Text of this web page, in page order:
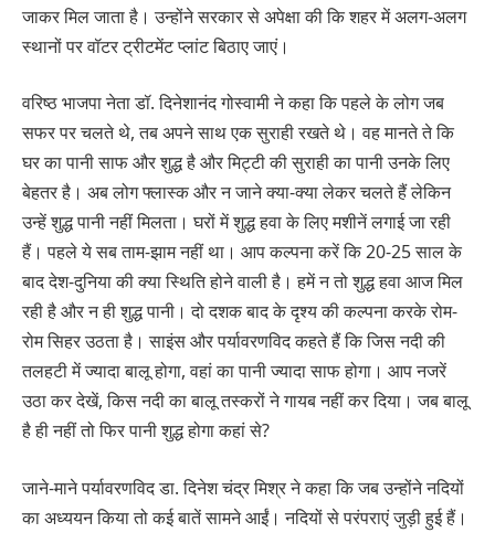
जाकर मिल जाता है। उन्होंने सरकार से अपेक्षा की कि शहर में अलग-अलग
स्थानों पर वॉटर ट्रीटमेंट प्लांट बिठाए जाएं।
वरिष्ठ भाजपा नेता डॉ. दिनेशानंद गोस्वामी ने कहा कि पहले के लोग जब
सफर पर चलते थे, तब अपने साथ एक सुराही रखते थे। वह मानते ते कि
घर का पानी साफ और शुद्ध है और मिट्टी की सुराही का पानी उनके लिए
बेहतर है। अब लोग फ्लास्क और न जाने क्या-क्या लेकर चलते हैं लेकिन
उन्हें शुद्ध पानी नहीं मिलता। घरों में शुद्ध हवा के लिए मशीनें लगाई जा रही
हैं। पहले ये सब ताम-झाम नहीं था। आप कल्पना करें कि 20-25 साल के
बाद देश-दुनिया की क्या स्थिति होने वाली है। हमें न तो शुद्ध हवा आज मिल
रही है और न ही शुद्ध पानी। दो दशक बाद के दृश्य की कल्पना करके रोम-
रोम सिहर उठता है। साइंस और पर्यावरणविद कहते हैं कि जिस नदी की
तलहटी में ज्यादा बालू होगा, वहां का पानी ज्यादा साफ होगा। आप नजरें
उठा कर देखें, किस नदी का बालू तस्करों ने गायब नहीं कर दिया। जब बालू
है ही नहीं तो फिर पानी शुद्ध होगा कहां से?
जाने-माने पर्यावरणविद डा. दिनेश चंद्र मिश्र ने कहा कि जब उन्होंने नदियों
का अध्ययन किया तो कई बातें सामने आईं। नदियों से परंपराएं जुड़ी हुई हैं।